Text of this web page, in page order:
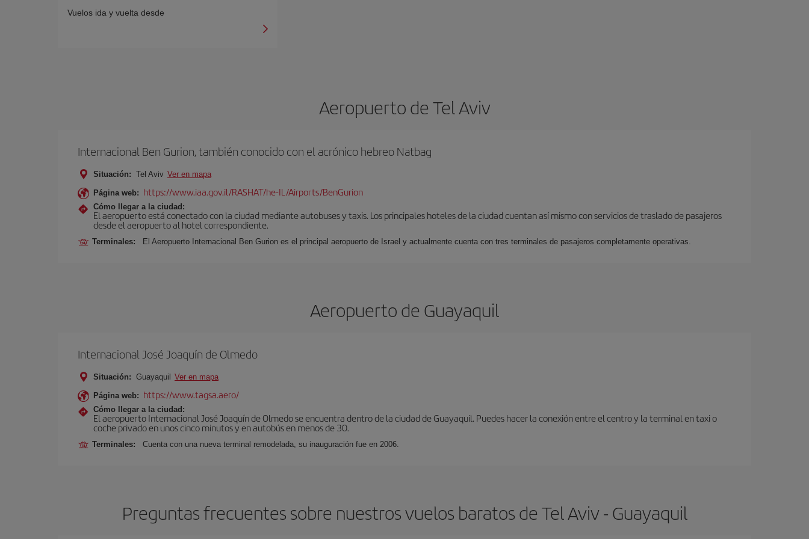
Vuelos ida y vuelta desde
Aeropuerto de Tel Aviv
Internacional Ben Gurion, también conocido con el acrónico hebreo Natbag
Situación: Tel Aviv Ver en mapa
Página web: https://www.iaa.gov.il/RASHAT/he-IL/Airports/BenGurion
Cómo llegar a la ciudad:
El aeropuerto está conectado con la ciudad mediante autobuses y taxis. Los principales hoteles de la ciudad cuentan así mismo con servicios de traslado de pasajeros
desde el aeropuerto al hotel correspondiente.
Terminales: El Aeropuerto Internacional Ben Gurion es el principal aeropuerto de Israel y actualmente cuenta con tres terminales de pasajeros completamente operativas.
Aeropuerto de Guayaquil
Internacional José Joaquín de Olmedo
Situación: Guayaquil Ver en mapa
Página web: https://www.tagsa.aero/
Cómo llegar a la ciudad:
El aeropuerto Internacional José Joaquín de Olmedo se encuentra dentro de la ciudad de Guayaquil. Puedes hacer la conexión entre el centro y la terminal en taxi o
coche privado en unos cinco minutos y en autobús en menos de 30.
Terminales: Cuenta con una nueva terminal remodelada, su inauguración fue en 2006.
Preguntas frecuentes sobre nuestros vuelos baratos de Tel Aviv - Guayaquil